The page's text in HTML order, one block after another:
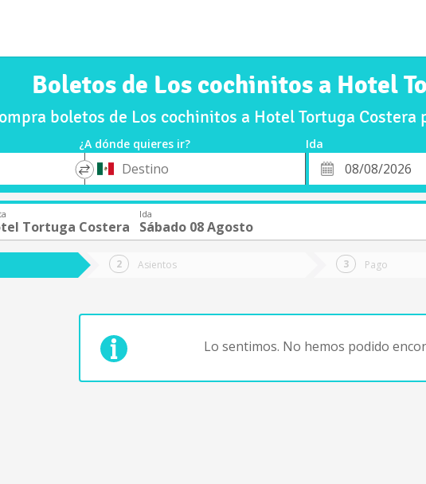
Boletos de Los cochinitos a Hotel
boletos de Los cochinitos a Hotel Tortuga
¿A dónde quieres ir? Ida
*
Destino
Fecha
de
Tortuga Costera
Ida
Sábado 08 Agosto
Asientos Pago
Lo sentimos. No hemos podido